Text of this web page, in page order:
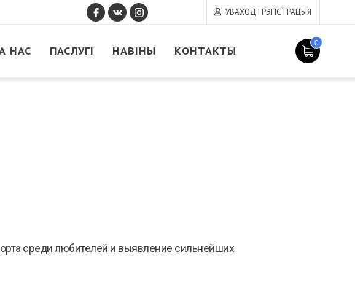
УВАХОД І РЭГІСТРАЦЫЯ
НАС ПАСЛУГІ НАВІНЫ КОНТАКТЫ
0
среди любителей и выявление сильнейших